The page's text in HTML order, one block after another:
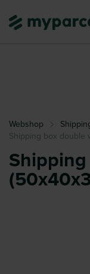
Webshop
Shipping box double